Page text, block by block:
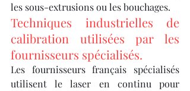
les sous-extrusions ou les bouchages.
Techniques industrielles de
calibration utilisées par les
fournisseurs spécialisés.
Les fournisseurs français spécialisés
utilisent le laser en continu pour